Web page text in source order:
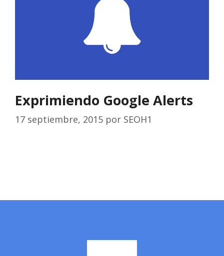
Exprimiendo Google Alerts
17 septiembre, 2015 por SEOH1